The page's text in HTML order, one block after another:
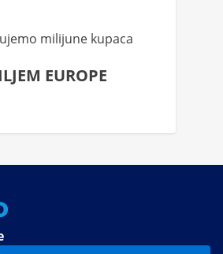
milijune kupaca
EUROPE